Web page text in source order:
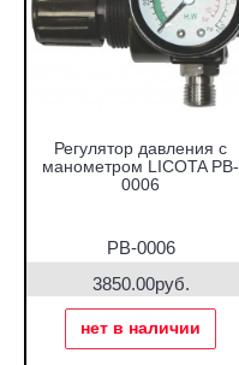
Регулятор давления с
манометром LICOTA PB-
0006
PB-0006
3850.00руб.
нет в наличии